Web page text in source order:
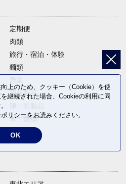
定期便
肉類
旅行・宿泊・体験
麺類
電化製品
米・穀物
返礼品なし
上のため、クッキー（Cookie）を使
継続された場合、Cookieの利用に同
リシーをお読みください。
OK